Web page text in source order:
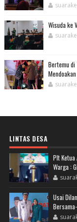
Wisuda ke
Bertemu di
Mendoakan
LINTAS DESA
Plt Ketua
Warga :
Usai